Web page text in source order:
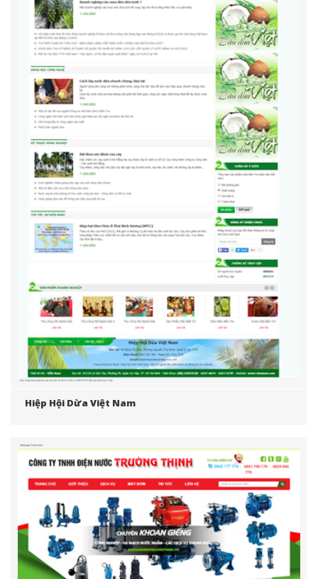
Hiệp Hội Dừa Việt Nam